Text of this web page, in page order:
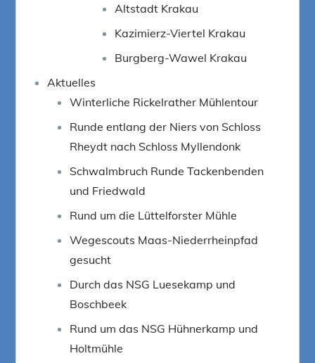
Altstadt Krakau
Kazimierz-Viertel Krakau
Burgberg-Wawel Krakau
Aktuelles
Winterliche Rickelrather Mühlentour
Runde entlang der Niers von Schloss
Rheydt nach Schloss Myllendonk
Schwalmbruch Runde Tackenbenden
und Friedwald
Rund um die Lüttelforster Mühle
Wegescouts Maas-Niederrheinpfad
gesucht
Durch das NSG Luesekamp und
Boschbeek
Rund um das NSG Hühnerkamp und
Holtmühle